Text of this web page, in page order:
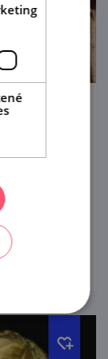
ochrany
Pálavy.